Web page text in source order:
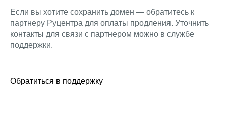
Если вы хотите сохранить домен — обратитесь к
партнеру Руцентра для оплаты продления. Уточнить
контакты для связи с партнером можно в службе
поддержки.
Обратиться в поддержку